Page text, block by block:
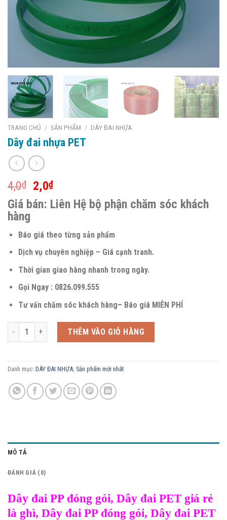
TRANG CHỦ / SẢN PHẨM / DÂY ĐAI NHỰA
Dây đai nhựa PET
4,0₫ 2,0₫
Giá bán: Liên Hệ bộ phận chăm sóc khách
hàng
Báo giá theo từng sản phẩm
Dịch vụ chuyên nghiệp – Giá cạnh tranh.
Thời gian giao hàng nhanh trong ngày.
Gọi Ngay : 0826.099.555
Tư vấn chăm sóc khách hàng– Báo giá MIỄN PHÍ
Dây đai nhựa PET số lượngTHÊM VÀO GIỎ HÀNG
Danh mục: DÂY ĐAI NHỰA Sản phẩm mới nhất
MÔ TẢ
ĐÁNH GIÁ (0)
Dây đai PP đóng gói, Dây đai PET giá rẻ
là ghì, Dây đai PP đóng gói, Dây đai PET